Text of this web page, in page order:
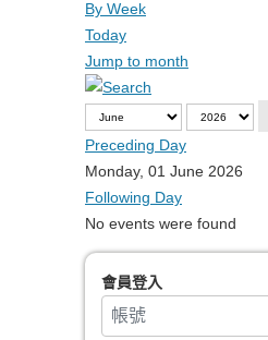
By Week
Today
Jump to month
Preceding Day
Monday, 01 June 2026
Following Day
No events were found
會員登入
帳號